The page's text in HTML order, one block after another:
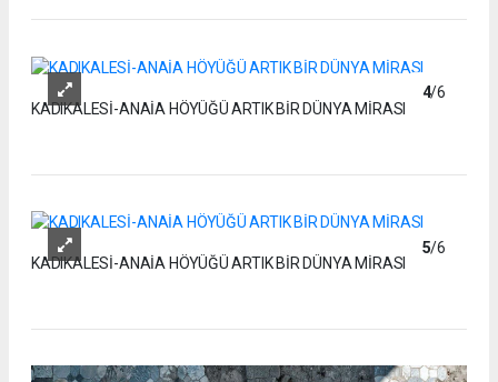
4/6
KADIKALESİ-ANAİA HÖYÜĞÜ ARTIK BİR DÜNYA MİRASI
5/6
KADIKALESİ-ANAİA HÖYÜĞÜ ARTIK BİR DÜNYA MİRASI